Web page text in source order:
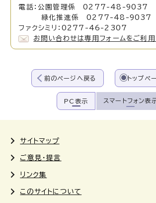
電話：公園管理係 0277-48-9037
緑化推進係 0277-48-9037
ファクシミリ：0277-46-2307
お問い合わせは専用フォームをご利用
前のページへ戻る トップペ
PC表示 スマートフォン表
サイトマップ
ご意見・提言
リンク集
このサイトについて